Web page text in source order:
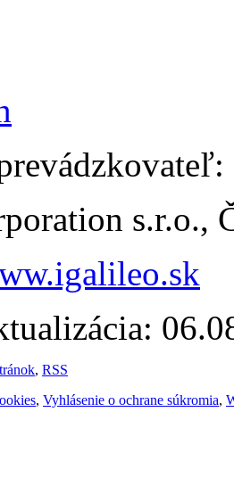
s.r.o.,
, RSS
, Vyhlásenie o ochrane súkromia,